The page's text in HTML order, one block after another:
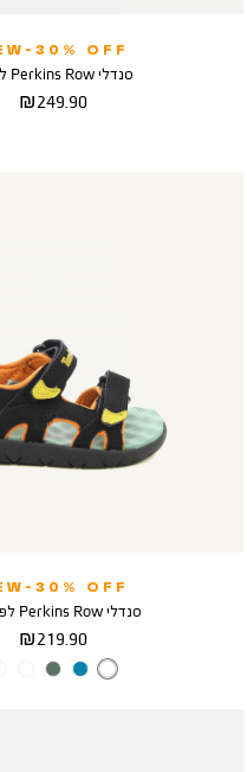
30% OFF
סנדלי Perkins Row לנוער
מחיר
249.90 ₪
30% OFF
סנדלי Perkins Row לפעוטות
מחיר
מוצר
219.90 ₪
צבע
BLACK